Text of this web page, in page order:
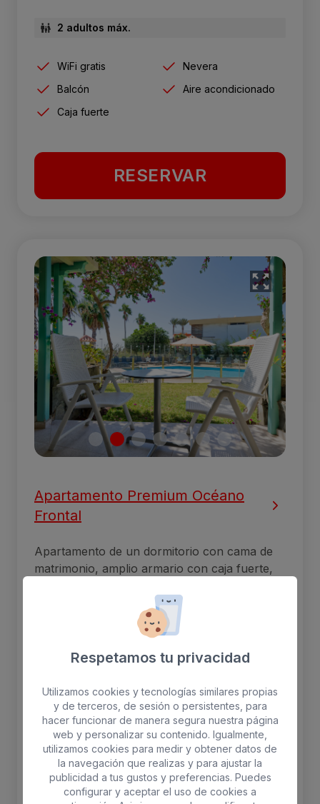
2 adultos máx.
WiFi gratis
Nevera
Balcón
Aire acondicionado
Caja fuerte
RESERVAR
Apartamento Premium Océano
Frontal
Apartamento de un dormitorio con cama de
matrimonio, amplio armario con caja fuerte,
Cocina totalmente equipada con microondas
grill, nevera, mesa con dos sillas, y un
completo menaje. Baño con plato de ducha.
WiFi gratis
Nevera
Balcón
Aire acondicionado
Caja fuerte
Respetamos tu privacidad
Utilizamos cookies y tecnologías similares propias
y de terceros, de sesión o persistentes, para
hacer funcionar de manera segura nuestra página
web y personalizar su contenido. Igualmente,
utilizamos cookies para medir y obtener datos de
la navegación que realizas y para ajustar la
publicidad a tus gustos y preferencias. Puedes
configurar y aceptar el uso de cookies a